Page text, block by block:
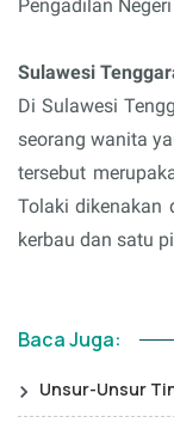
Pengadilan
Sulawesi
Di Sulawesi
seorang wanita
tersebut
Tolaki dikenakan
kerbau dan satu
Baca Juga:
Unsur-Unsur